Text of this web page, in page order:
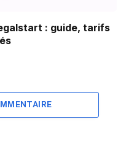
: guide, tarifs